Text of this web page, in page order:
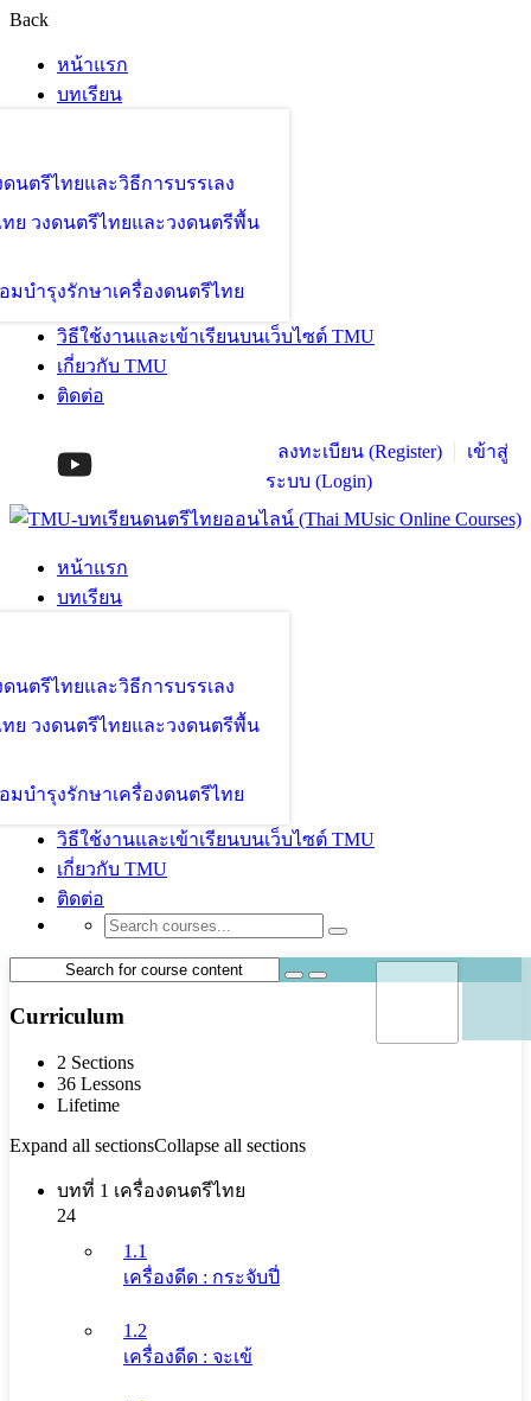
Back
หน้าแรก
บทเรียน
ดนตรีไทยและวิธีการบรรเลง
ทย วงดนตรีไทยและวงดนตรีพื้น
มบำรุงรักษาเครื่องดนตรีไทย
วิธีใช้งานและเข้าเรียนบนเว็บไซต์ TMU
เกี่ยวกับ TMU
ติดต่อ
ลงทะเบียน (Register)
เข้าสู่
ระบบ (Login)
หน้าแรก
บทเรียน
ดนตรีไทยและวิธีการบรรเลง
ทย วงดนตรีไทยและวงดนตรีพื้น
มบำรุงรักษาเครื่องดนตรีไทย
วิธีใช้งานและเข้าเรียนบนเว็บไซต์ TMU
เกี่ยวกับ TMU
ติดต่อ
Curriculum
2 Sections
36 Lessons
Lifetime
Expand all sectionsCollapse all sections
บทที่ 1 เครื่องดนตรีไทย
24
1.1
เครื่องดีด : กระจับปี่
1.2
เครื่องดีด : จะเข้